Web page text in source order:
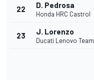
22 D. Pedrosa
Honda HRC Castrol
23 J. Lorenzo
Ducati Lenovo Team